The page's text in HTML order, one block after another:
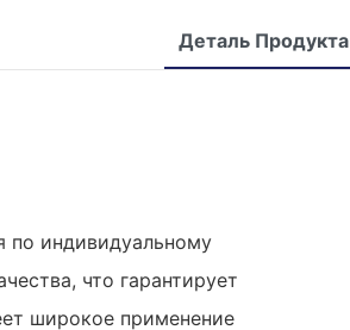
Деталь Продукта
по индивидуальному
что гарантирует
широкое применение